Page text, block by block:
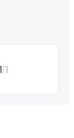
1 1